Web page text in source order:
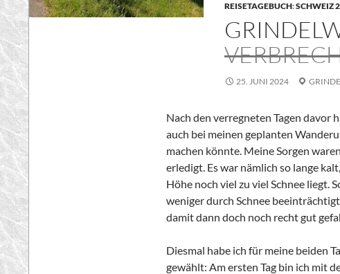
REISETAGEBUCH:SCHWEIZ
25. JUNI 2024
Nach den verregneten Tagen davor
auch bei meinen geplanten
machen könnte. Meine Sorgen
erledigt. Es war nämlich so lange
Höhe noch viel zu viel Schnee liegt.
weniger durch Schnee
damit dann doch noch recht gut
Diesmal habe ich für meine beiden
gewählt: Am ersten Tag bin ich mit